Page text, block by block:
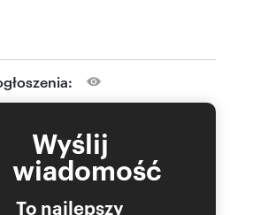
przestrzennego gminy Dobra
położone są w strefie rozwoju
z usługami komercyjnymi i
do zapoznania się z ofertą.
oferty nie jest ofertą w
Wyślij
wiadomość
To najlepszy